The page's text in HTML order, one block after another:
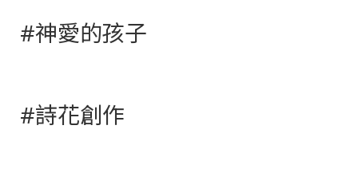
#神愛的孩子
#詩花創作